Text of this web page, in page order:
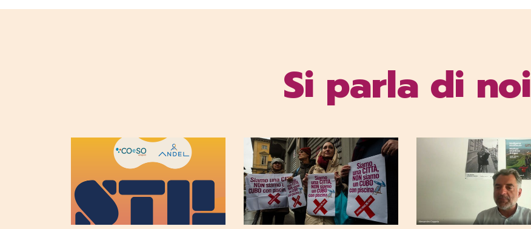
Si parla di noi